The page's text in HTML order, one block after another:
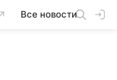
Все новости